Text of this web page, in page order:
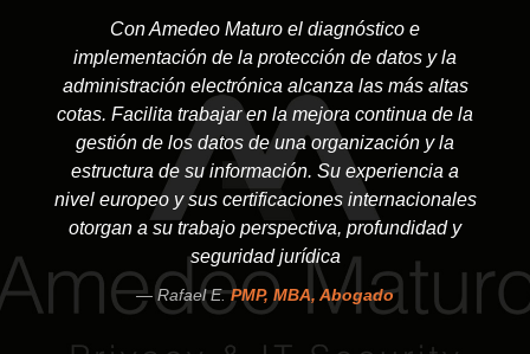
Con Amedeo Maturo el diagnóstico e
implementación de la protección de datos y la
administración electrónica alcanza las más altas
cotas. Facilita trabajar en la mejora continua de la
gestión de los datos de una organización y la
estructura de su información. Su experiencia a
nivel europeo y sus certificaciones internacionales
otorgan a su trabajo perspectiva, profundidad y
seguridad jurídica
Rafael E.PMP, MBA, Abogado